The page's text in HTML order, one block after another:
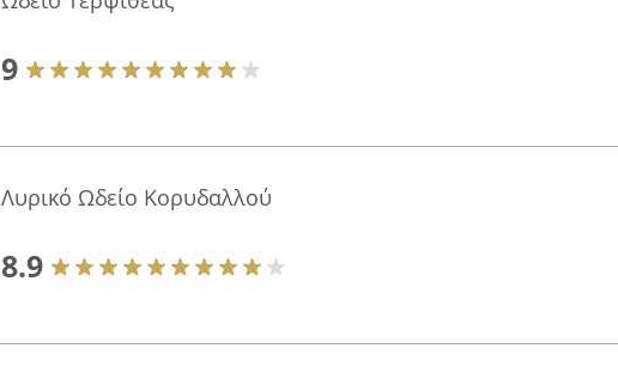
9
Λυρικό Ωδείο Κορυδαλλού
8.9